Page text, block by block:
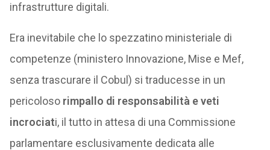
infrastrutture digitali.
Era inevitabile che lo spezzatino ministeriale di
competenze (ministero Innovazione, Mise e Mef,
senza trascurare il Cobul) si traducesse in un
pericoloso rimpallo di responsabilità e veti
incrociati, il tutto in attesa di una Commissione
parlamentare esclusivamente dedicata alle